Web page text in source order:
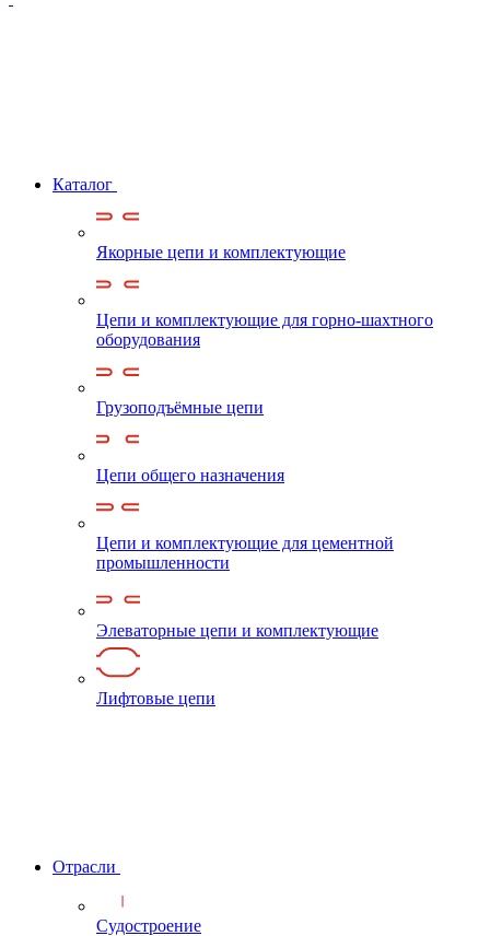
Каталог
Якорные цепи и комплектующие
Цепи и комплектующие для горно-шахтного
оборудования
Грузоподъёмные цепи
Цепи общего назначения
Цепи и комплектующие для цементной
промышленности
Элеваторные цепи и комплектующие
Лифтовые цепи
Отрасли
Судостроение